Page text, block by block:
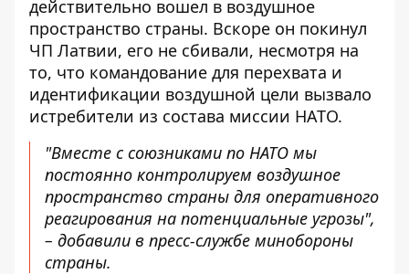
действительно вошел в воздушное
пространство страны. Вскоре он покинул
ЧП Латвии, его не сбивали, несмотря на
то, что командование для перехвата и
идентификации воздушной цели вызвало
истребители из состава миссии НАТО.
"Вместе с союзниками по НАТО мы
постоянно контролируем воздушное
пространство страны для оперативного
реагирования на потенциальные угрозы",
– добавили в пресс-службе минобороны
страны.